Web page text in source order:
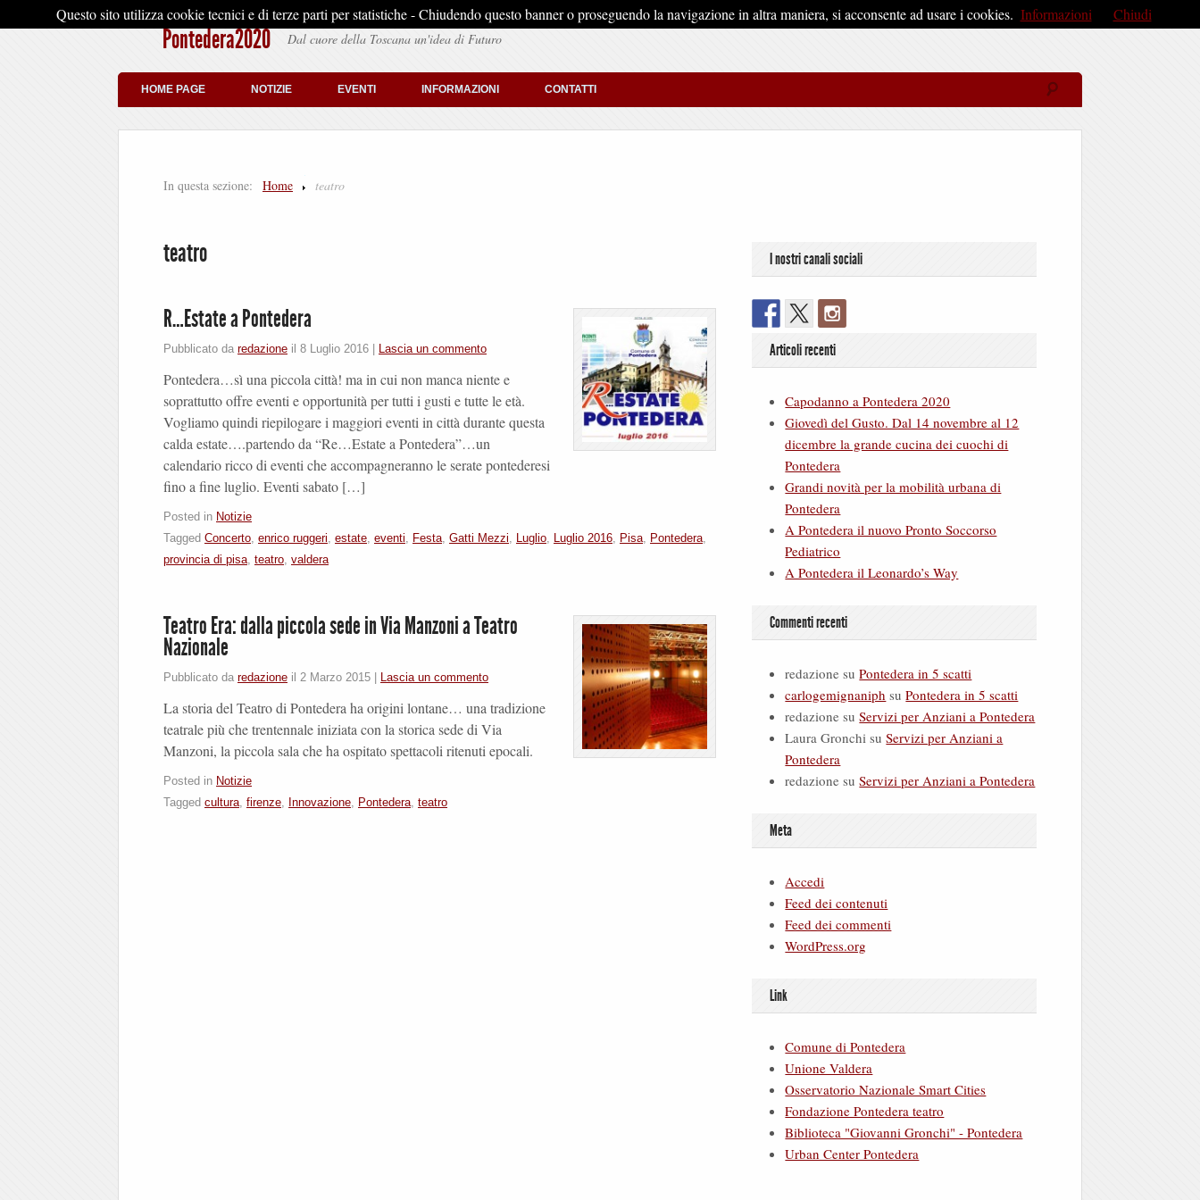
Pontedera2020 Dal cuore della Toscana un'idea di Futuro
HOME PAGE NOTIZIE EVENTI INFORMAZIONI CONTATTI
In questa sezione: Home teatro
teatro
R…Estate a Pontedera
Pubblicato da redazione il 8 Luglio 2016 Lascia un commento
Pontedera…sì una piccola città! ma in cui non manca niente e
soprattutto offre eventi e opportunità per tutti i gusti e tutte le età.
Vogliamo quindi riepilogare i maggiori eventi in città durante questa
calda estate….partendo da “Re…Estate a Pontedera”…un
calendario ricco di eventi che accompagneranno le serate pontederesi
fino a fine luglio. Eventi sabato […]
Posted in Notizie
Tagged Concerto, enrico ruggeri, estate, eventi, Festa, Gatti Mezzi, Luglio, Luglio 2016, Pisa, Pontedera,
provincia di pisa, teatro, valdera
Teatro Era: dalla piccola sede in Via Manzoni a Teatro
Nazionale
Pubblicato da redazione il 2 Marzo 2015 Lascia un commento
La storia del Teatro di Pontedera ha origini lontane… una tradizione
teatrale più che trentennale iniziata con la storica sede di Via
Manzoni, la piccola sala che ha ospitato spettacoli ritenuti epocali.
Posted in Notizie
Tagged cultura, firenze, Innovazione, Pontedera, teatro
I nostri canali sociali
Articoli recenti
Capodanno a Pontedera 2020
Giovedì del Gusto. Dal 14 novembre al 12
dicembre la grande cucina dei cuochi di
Pontedera
Grandi novità per la mobilità urbana di
Pontedera
A Pontedera il nuovo Pronto Soccorso
Pediatrico
A Pontedera il Leonardo’s Way
Commenti recenti
redazione suPontedera in 5 scatti
carlogemignaniph suPontedera in 5 scatti
redazione suServizi per Anziani a Pontedera
Laura Gronchi suServizi per Anziani a
Pontedera
redazione suServizi per Anziani a Pontedera
Meta
Accedi
Feed dei contenuti
Feed dei commenti
WordPress.org
Link
Comune di Pontedera
Unione Valdera
Osservatorio Nazionale Smart Cities
Fondazione Pontedera teatro
Biblioteca "Giovanni Gronchi" - Pontedera
Urban Center Pontedera
Questo sito utilizza cookie tecnici e di terze parti per statistiche - Chiudendo questo banner o proseguendo la navigazione in altra maniera, si acconsente ad usare i cookies. Informazioni Chiudi